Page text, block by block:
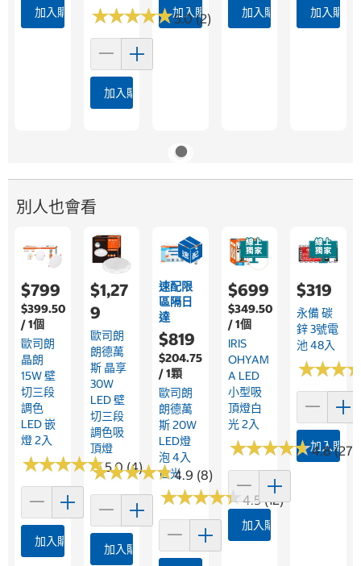
加入購物車 ★★★★★
★★★★★5.0 (2)
加入購物車
加入購物車 加入購物車 加入購物
別人也會看
$799
$399.50
/ 1個
歐司朗
晶朗
15W 壁
切三段
調色
LED 嵌
燈 2入
★★★★★
★★★★★5.0 (4)
加入購物車
$1,27
9
歐司朗
朗德萬
斯 晶享
30W
LED 壁
切三段
調色吸
頂燈
★★★★★
★★★★★4.9 (8)
加入購物車
速配限
區隔日
達
$819
$204.75
/ 1顆
歐司朗
朗德萬
斯 20W
LED燈
泡 4入
白光
★★★★★
★★★★★4.5 (12)
$699
$349.50
/ 1個
IRIS
OHYAM
A LED
小型吸
頂燈白
光 2入
★★★★★
★★★★★4.8 (27)
加入購物車
$319
永備 碳
鋅 3號電
池 48入
★★★
★★★
加入購物